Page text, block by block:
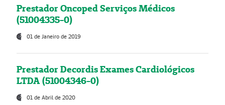
Prestador Oncoped Serviços Médicos
(51004335-0)
01 de Janeiro de 2019
Prestador Decordis Exames Cardiológicos
LTDA (51004346-0)
01 de Abril de 2020